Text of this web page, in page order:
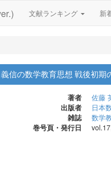
文献ランキング 新
信の数学教育思想 戦後初期
著者
佐藤
出版者
日本
雑誌
数学
巻号頁・発行日